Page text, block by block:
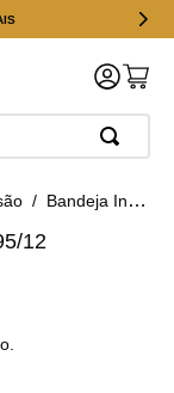
Bandeja Inf Esq S10 Blazer 95/12 BJC04092M Cofap
12